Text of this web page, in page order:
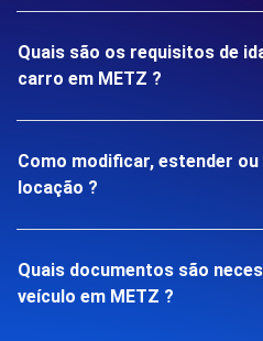
Quais são os requisitos de
carro em METZ ?
Como modificar, estender
locação ?
Quais documentos são
veículo em METZ ?